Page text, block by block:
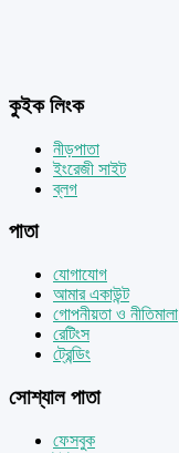
কুইক লিংক
নীড়পাতা
ইংরেজী সাইট
ব্লগ
পাতা
যোগাযোগ
আমার একাউন্ট
গোপনীয়তা ও নীতিমালা
রেটিংস
ট্রেন্ডিং
সোশ্যাল পাতা
ফেসবুক